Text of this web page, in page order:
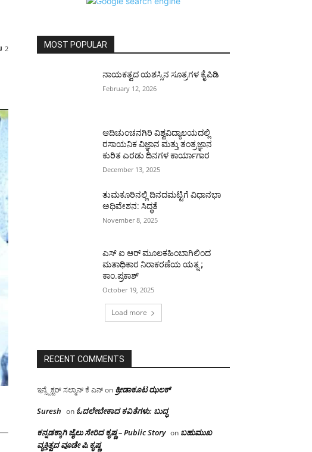
2 MOST POPULAR
ನಾಯಕತ್ವದ ಯಶಸ್ಸಿನ ಸೂತ್ರಗಳ ಕೈಪಿಡಿ
February 12, 2026
ಆದಿಚುಂಚನಗಿರಿ ವಿಶ್ವವಿದ್ಯಾಲಯದಲ್ಲಿ
ರಸಾಯನಿಕ ವಿಜ್ಞಾನ ಮತ್ತು ತಂತ್ರಜ್ಞಾನ
ಕುರಿತ ಎರಡು ದಿನಗಳ ಕಾರ್ಯಾಗಾರ
December 13, 2025
ತುಮಕೂರಿನಲ್ಲಿ ದಿನದಮಟ್ಟಿಗೆ ವಿಧಾನಭಾ
ಅಧಿವೇಶನ: ಸಿದ್ಧತೆ
November 8, 2025
ಎಸ್ ಐ ಆರ್ ಮೂಲಕಹಿಂಬಾಗಿಲಿಂದ
ಮತಾಧಿಕಾರ ನಿರಾಕರಣೆಯ ಯತ್ನ ;
ಕಾಂ.ಪ್ರಕಾಶ್
October 19, 2025
Load more
RECENT COMMENTS
ಇನ್ಸ್ಪೆಕ್ಟರ್ ಸಲ್ಮಾನ್ ಕೆ ಎನ್on ಕ್ರೀಡಾಕೂಟ ಝಲಕ್
Suresh on ಓದಲೇಬೇಕಾದ‌ ಕವಿತೆಗಳು: ಬುದ್ಧ
ಕನ್ನಡಕ್ಕಾಗಿ ಜೈಲು ಸೇರಿದ ಕೃಷ್ಣ – Public Story on ಬಹುಮುಖ
ವ್ಯಕ್ತಿತ್ವದ ವೂಡೇ ಪಿ.ಕೃಷ್ಣ